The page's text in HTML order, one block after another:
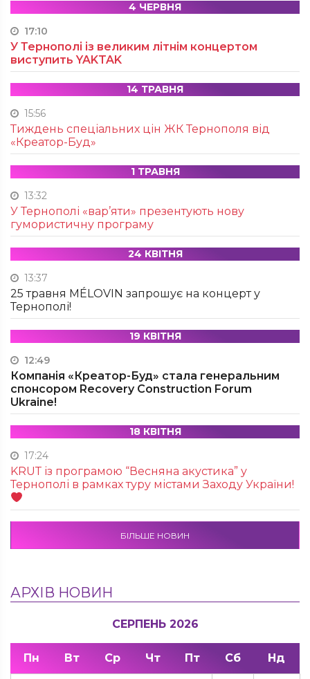
4 ЧЕРВНЯ
17:10
У Тернополі із великим літнім концертом
виступить YAKTAK
14 ТРАВНЯ
15:56
Тиждень спеціальних цін ЖК Тернополя від
«Креатор-Буд»
1 ТРАВНЯ
13:32
У Тернополі «вар’яти» презентують нову
гумористичну програму
24 КВІТНЯ
13:37
25 травня MÉLOVIN запрошує на концерт у
Тернополі!
19 КВІТНЯ
12:49
Компанія «Креатор-Буд» стала генеральним
спонсором Recovery Construction Forum
Ukraine!
18 КВІТНЯ
17:24
KRUТ із програмою “Весняна акустика” у
Тернополі в рамках туру містами Заходу України!
БІЛЬШЕ НОВИН
АРХІВ НОВИН
СЕРПЕНЬ 2026
Пн Вт Ср Чт Пт Сб Нд